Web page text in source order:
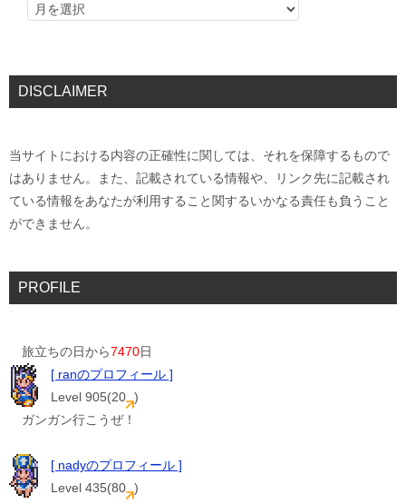
DISCLAIMER
当サイトにおける内容の正確性に関しては、それを保障するもので
はありません。また、記載されている情報や、リンク先に記載され
ている情報をあなたが利用すること関するいかなる責任も負うこと
ができません。
PROFILE
旅立ちの日から7470日
[ ranのプロフィール ]
Level 905(20 )
ガンガン行こうぜ！
[ nadyのプロフィール ]
Level 435(80 )